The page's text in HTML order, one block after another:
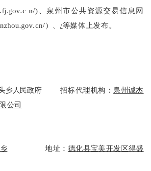
.fj.gov.c n/) 、泉州市公共资源交易信息网
.gov.cn/）、 /等媒体上发布。
乡人民政府 招标代理机构： 泉州诚杰
公司
地址： 德化县宝美开发区得盛